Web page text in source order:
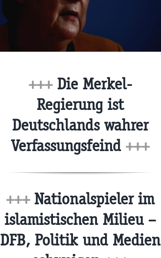
+++Die Merkel-
Regierung ist
Deutschlands wahrer
Verfassungsfeind +++
+++Nationalspieler im
islamistischen Milieu –
DFB, Politik und Medien